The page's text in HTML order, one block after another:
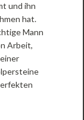
und ihn
hat.
Mann
Arbeit,